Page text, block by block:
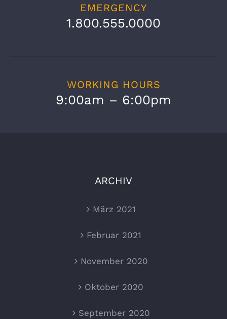
EMERGENCY
1.800.555.0000
WORKING HOURS
9:00am – 6:00pm
ARCHIV
März 2021
Februar 2021
November 2020
Oktober 2020
September 2020